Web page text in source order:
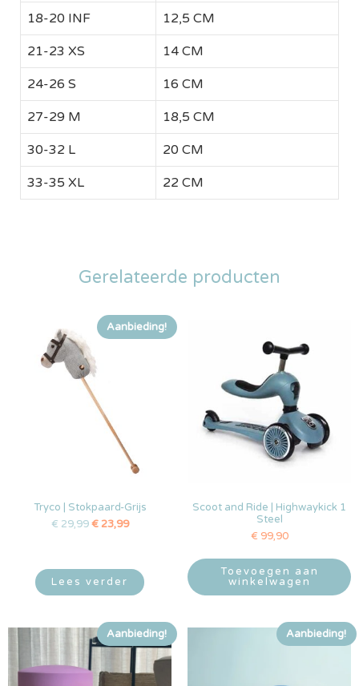
18-20 INF 12,5 CM
21-23 XS 14 CM
24-26 S 16 CM
27-29 M 18,5 CM
30-32 L 20 CM
33-35 XL 22 CM
Gerelateerde producten
Aanbieding!
Tryco | Stokpaard-Grijs
€ 29,99 €23,99
Lees verder
Scoot and Ride | Highwaykick 1
Steel
€ 99,90
Toevoegen aan
winkelwagen
Aanbieding! Aanbieding!